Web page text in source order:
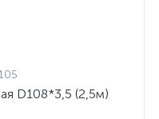
D108*3,5 (2,5м)